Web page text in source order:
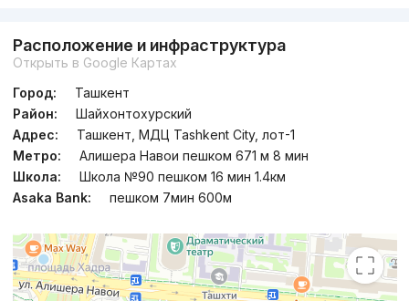
Расположение и инфраструктура
Открыть в Google Картах
Город:
Ташкент
Район:
Шайхонтохурский
Адрес:
Ташкент, МДЦ Tashkent City, лот-1
Метро:
Алишера Навои пешком 671 м 8 мин
Школа:
Школа №90 пешком 16 мин 1.4км
Asaka Bank:
пешком 7мин 600м